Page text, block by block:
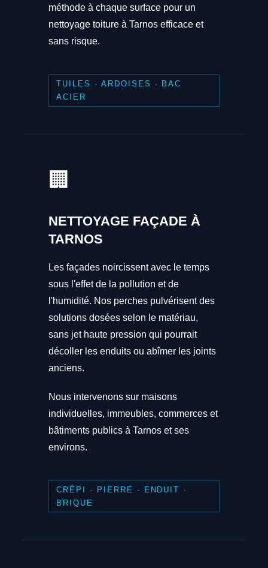
méthode à chaque surface pour un
nettoyage toiture à Tarnos efficace et
sans risque.
TUILES · ARDOISES · BAC
ACIER
🏢
NETTOYAGE FAÇADE À
TARNOS
Les façades noircissent avec le temps
sous l'effet de la pollution et de
l'humidité. Nos perches pulvérisent des
solutions dosées selon le matériau,
sans jet haute pression qui pourrait
décoller les enduits ou abîmer les joints
anciens.
Nous intervenons sur maisons
individuelles, immeubles, commerces et
bâtiments publics à Tarnos et ses
environs.
CRÉPI · PIERRE · ENDUIT ·
BRIQUE